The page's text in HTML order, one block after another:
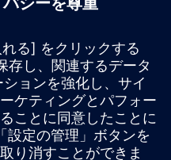
ススイー
ギー効率
ードする